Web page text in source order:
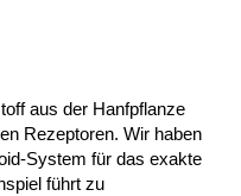
aus der Hanfpflanze
Rezeptoren. Wir haben
System für das exakte
führt zu